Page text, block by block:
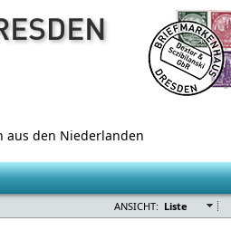
aus den Niederlanden
ANSICHT: Liste